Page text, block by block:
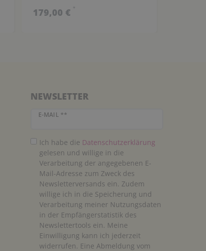
179,00 € *
NEWSLETTER
E-MAIL **
Newsletter Honig
Ich habe die Daten­schutz­erklärung
gelesen und willige in die
Verarbeitung der angegebenen E-
Mail-Adresse zum Zweck des
Newsletterversands ein. Zudem
willige ich in die Speicherung und
Verarbeitung meiner Nutzungsdaten
in der Empfängerstatistik des
Newslettertools ein. Meine
Einwilligung kann ich jederzeit
widerrufen. Eine Abmeldung vom